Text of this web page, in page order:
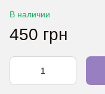
В наличии
450 грн